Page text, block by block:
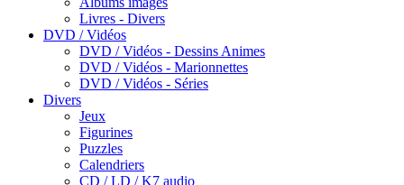
Livres - Divers
DVD / Vidéos
DVD / Vidéos - Dessins Animes
DVD / Vidéos - Marionnettes
DVD / Vidéos - Séries
Divers
Jeux
Figurines
Puzzles
Calendriers
CD / LD / K7 audio